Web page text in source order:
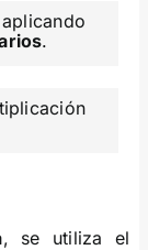
.
, se utiliza el